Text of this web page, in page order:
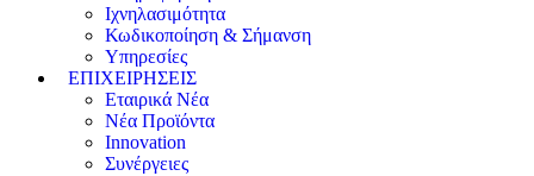
Ιχνηλασιμότητα
Κωδικοποίηση & Σήμανση
Υπηρεσίες
ΕΠΙΧΕΙΡΗΣΕΙΣ
Εταιρικά Νέα
Νέα Προϊόντα
Innovation
Συνέργειες